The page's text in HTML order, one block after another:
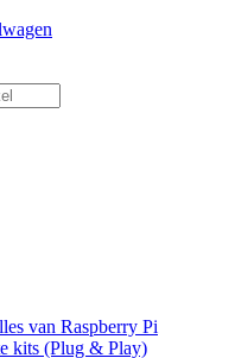
BTW
BTW
van Raspberry Pi
kits (Plug & Play)